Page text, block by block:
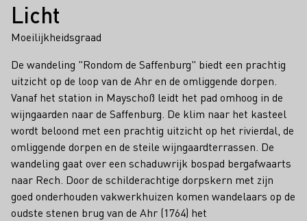
Licht
Moeilijkheidsgraad
De wandeling "Rondom de Saffenburg" biedt een prachtig
uitzicht op de loop van de Ahr en de omliggende dorpen.
Vanaf het station in Mayschoß leidt het pad omhoog in de
wijngaarden naar de Saffenburg. De klim naar het kasteel
wordt beloond met een prachtig uitzicht op het rivierdal, de
omliggende dorpen en de steile wijngaardterrassen. De
wandeling gaat over een schaduwrijk bospad bergafwaarts
naar Rech. Door de schilderachtige dorpskern met zijn
goed onderhouden vakwerkhuizen komen wandelaars op de
oudste stenen brug van de Ahr (1764) het